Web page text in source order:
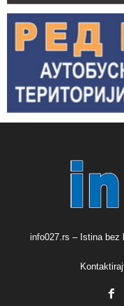
info027.rs – Istina bez